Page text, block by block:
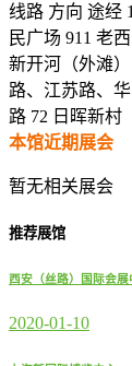
线路 方向 途经
民广场 911 老
新开河（外滩
路、江苏路、
路 72 日晖新村
本馆近期展会
暂无相关展会
推荐展馆
西安（丝路）国际会展
2020-01-10